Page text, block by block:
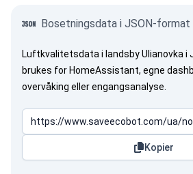
Bosetningsdata i JSON-format
Luftkvalitetsdata i landsby Ulianovka i
brukes for HomeAssistant, egne
overvåking eller engangsanalyse.
Kopier